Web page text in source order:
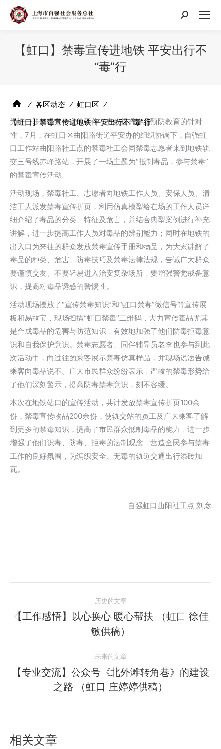
搜
【虹口】禁毒宣传进地铁 平安出行不
“毒”行
⁄ 各区动态 ⁄ 虹口区 ⁄
【虹口】禁毒宣传进地铁 平安出行不“毒”行
为进一步加强禁毒宣传工作，有效提升毒品预防教育的针对
性，7月，在虹口区曲阳路街道平安办的组织协调下，自强虹
口工作站曲阳路社工点的禁毒社工会同禁毒志愿者来到地铁轨
交三号线赤峰路站，开展了一场主题为“抵制毒品，参与禁毒”
的禁毒宣传活动。
活动现场，禁毒社工、志愿者向地铁工作人员、安保人员、清
洁工人派发禁毒宣传折页，利用仿真模型给在场的工作人员详
细介绍了毒品的分类、特征及危害，并结合典型案例进行补充
讲解，进一步提高工作人员对毒品的辨别能力；同时在地铁的
出入口为来往的群众发放禁毒宣传手册和物品，为大家讲解了
毒品的种类、危害、防毒技巧及禁毒法律法规，告诫广大群众
要谨慎交友、不要轻易进入治安复杂场所，要增强警觉戒备意
识，提高对毒品诱惑的警惕性。
活动现场摆放了“宣传禁毒知识”和“虹口禁毒”微信号等宣传展
板和易拉宝，现场扫描“虹口禁毒”二维码，大力宣传毒品尤其
是合成毒品的危害与防范知识，有效地加强了他们防毒拒毒意
识和自我保护意识。禁毒志愿者、同伴辅导员老李也参与到此
次活动中，向过往的乘客展示禁毒仿真样品，并现场说法告诫
乘客向毒品说不。广大市民群众纷纷表示，严峻的禁毒形势给
了他们深刻警示，提高防毒禁毒意识，刻不容缓。
本次在地铁站口的宣传活动，共计发放禁毒宣传折页100余
份，禁毒宣传物品200余份，使轨交站的员工及广大乘客了解
到更多的禁毒知识，提高了市民群众抵制毒品的能力，进一步
增强了他们识毒、防毒、拒毒的法制观念，营造全民参与禁毒
工作的良好氛围，为编织安全、无毒的轨道交通出行添砖加
瓦。
自强虹口曲阳社工点 刘彦
章
历史的文章
历
史
章：
【工作感悟】以心换心 暖心帮扶 （虹口 徐佳
敏供稿）
未来的文章
未
来
的
【专业交流】公众号《北外滩转角巷》的建设
之路 （虹口 庄婷婷供稿）
相关文章